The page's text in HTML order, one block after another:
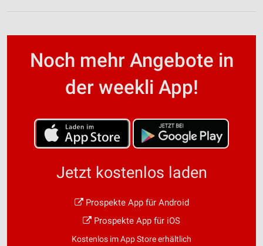
Noch mehr Angebote in
der weekli App!
Jetzt kostenlos laden
Prospekte App für Android
Prospekte App für iOS
Kostenlos im App Store erhältlich